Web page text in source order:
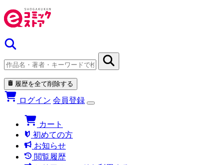
履歴を全て削除する
ログイン 会員登録
カート
初めての方
お知らせ
閲覧履歴